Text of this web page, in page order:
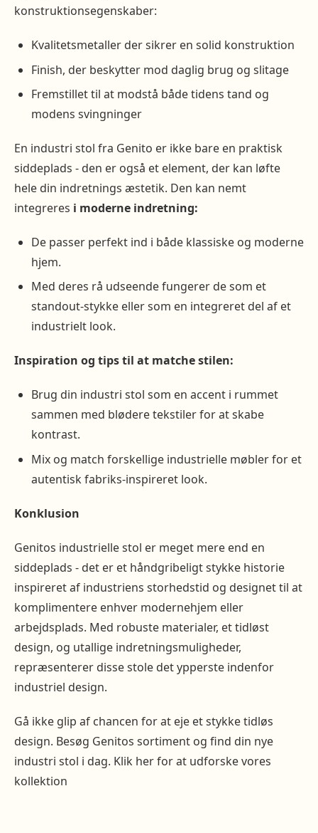
konstruktionsegenskaber:
Kvalitetsmetaller der sikrer en solid konstruktion
Finish, der beskytter mod daglig brug og slitage
Fremstillet til at modstå både tidens tand og
modens svingninger
En industri stol fra Genito er ikke bare en praktisk
siddeplads - den er også et element, der kan løfte
hele din indretnings æstetik. Den kan nemt
integreres i moderne indretning:
De passer perfekt ind i både klassiske og moderne
hjem.
Med deres rå udseende fungerer de som et
standout-stykke eller som en integreret del af et
industrielt look.
Inspiration og tips til at matche stilen:
Brug din industri stol som en accent i rummet
sammen med blødere tekstiler for at skabe
kontrast.
Mix og match forskellige industrielle møbler for et
autentisk fabriks-inspireret look.
Konklusion
Genitos industrielle stol er meget mere end en
siddeplads - det er et håndgribeligt stykke historie
inspireret af industriens storhedstid og designet til at
komplimentere enhver modernehjem eller
arbejdsplads. Med robuste materialer, et tidløst
design, og utallige indretningsmuligheder,
repræsenterer disse stole det ypperste indenfor
industriel design.
Gå ikke glip af chancen for at eje et stykke tidløs
design. Besøg Genitos sortiment og find din nye
industri stol i dag. Klik her for at udforske vores
kollektion